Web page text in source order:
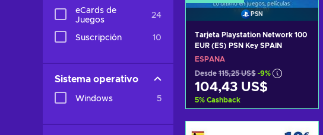
eCards de
Juegos
24
Suscripción 10
Sistema operativo
Windows 5
PSN
Tarjeta Playstation Network 100
EUR (ES) PSN Key SPAIN
ESPAÑA
Desde 115,25 US$ -9%
104,43 US$
5% Cashback